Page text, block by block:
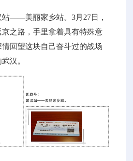
站——美丽家乡站。3月27日，
之路，手里拿着具有特殊意
回望这块自己奋斗过的战场
汉。